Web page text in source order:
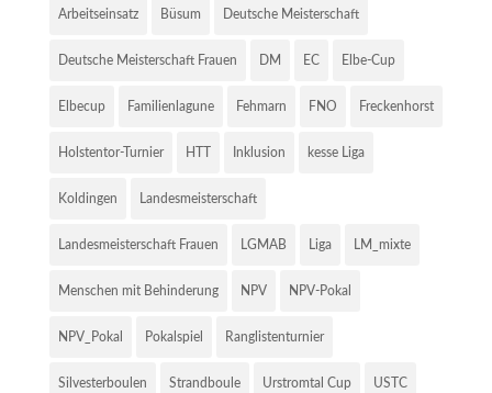
Arbeitseinsatz Büsum Deutsche Meisterschaft
Deutsche Meisterschaft Frauen DM EC Elbe-Cup
Elbecup Familienlagune Fehmarn FNO Freckenhorst
Holstentor-Turnier HTT Inklusion kesse Liga
Koldingen Landesmeisterschaft
Landesmeisterschaft Frauen LGMAB Liga LM_mixte
Menschen mit Behinderung NPV NPV-Pokal
NPV_Pokal Pokalspiel Ranglistenturnier
Silvesterboulen Strandboule Urstromtal Cup USTC